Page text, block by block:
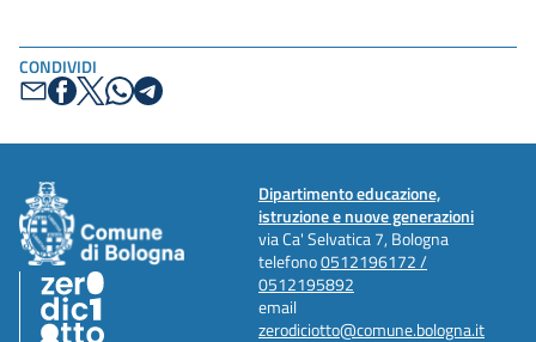
CONDIVIDI
Dipartimento educazione,
istruzione e nuove generazioni
via Ca' Selvatica 7, Bologna
telefono0512196172 /
0512195892
email
zerodiciotto@comune.bologna.it